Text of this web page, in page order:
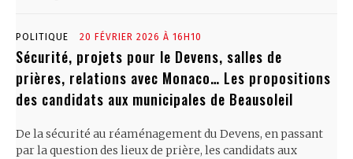
POLITIQUE 20 FÉVRIER 2026 À 16H10
Sécurité, projets pour le Devens, salles de
prières, relations avec Monaco… Les propositions
des candidats aux municipales de Beausoleil
De la sécurité au réaménagement du Devens, en passant
par la question des lieux de prière, les candidats aux